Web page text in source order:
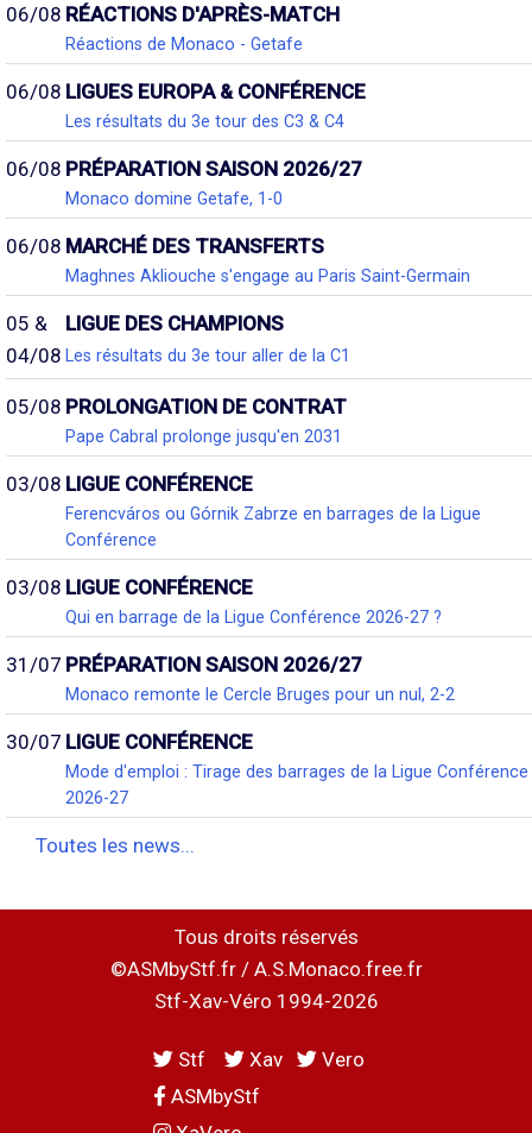
06/08 RÉACTIONS D'APRÈS-MATCH
Réactions de Monaco - Getafe
06/08 LIGUES EUROPA & CONFÉRENCE
Les résultats du 3e tour des C3 & C4
06/08 PRÉPARATION SAISON 2026/27
Monaco domine Getafe, 1-0
06/08 MARCHÉ DES TRANSFERTS
Maghnes Akliouche s'engage au Paris Saint-Germain
05 &
04/08
LIGUE DES CHAMPIONS
Les résultats du 3e tour aller de la C1
05/08 PROLONGATION DE CONTRAT
Pape Cabral prolonge jusqu'en 2031
03/08 LIGUE CONFÉRENCE
Ferencváros ou Górnik Zabrze en barrages de la Ligue
Conférence
03/08 LIGUE CONFÉRENCE
Qui en barrage de la Ligue Conférence 2026-27 ?
31/07 PRÉPARATION SAISON 2026/27
Monaco remonte le Cercle Bruges pour un nul, 2-2
30/07 LIGUE CONFÉRENCE
Mode d'emploi : Tirage des barrages de la Ligue Conférence
2026-27
Toutes les news...
Tous droits réservés
©ASMbyStf.fr / A.S.Monaco.free.fr
Stf-Xav-Véro 1994-2026
Stf Xav
Vero
ASMbyStf